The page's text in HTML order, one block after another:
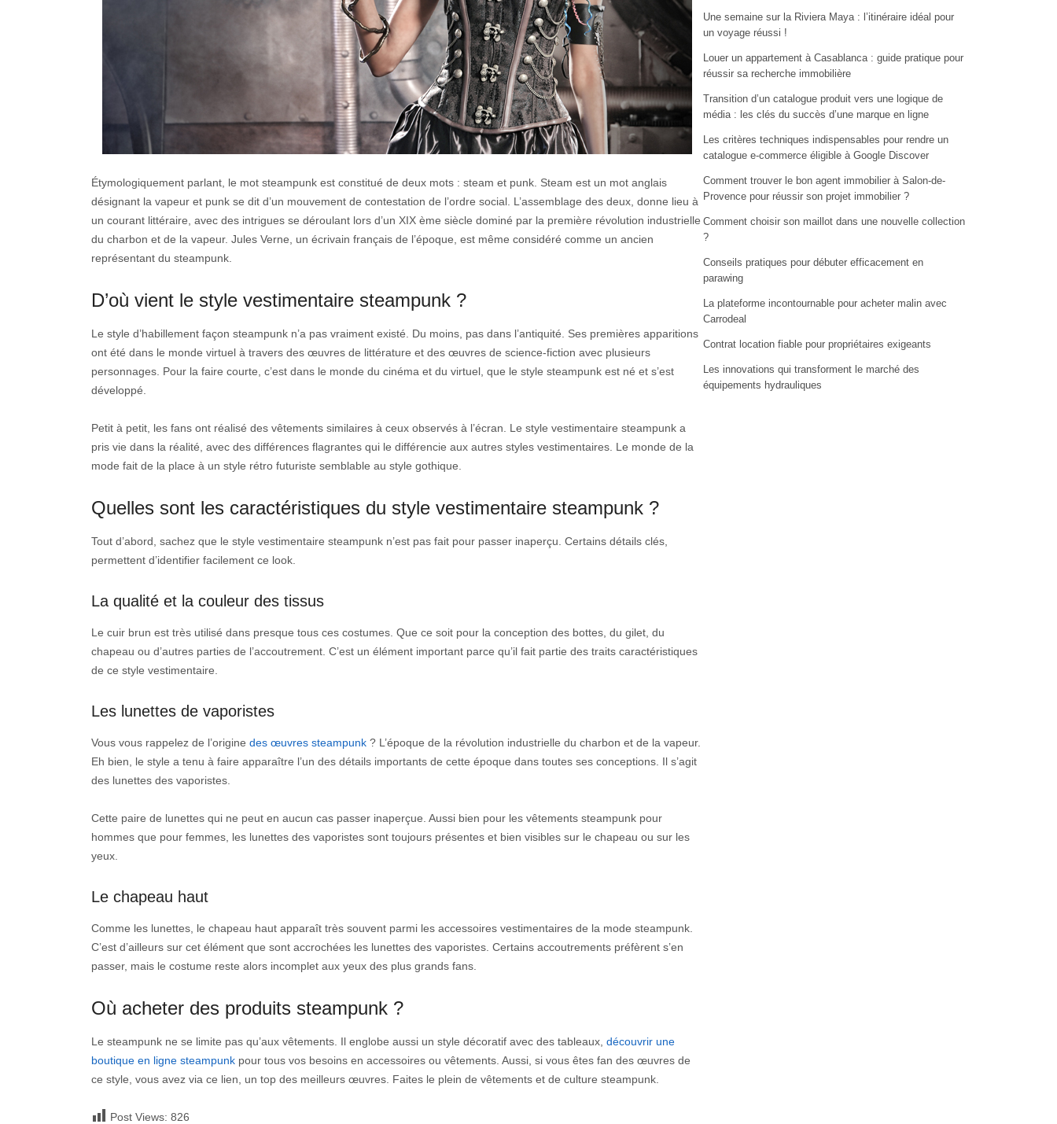
Étymologiquement parlant, le mot steampunk est constitué de deux mots : steam et punk. Steam est un mot anglais
désignant la vapeur et punk se dit d’un mouvement de contestation de l’ordre social. L’assemblage des deux, donne lieu à
un courant littéraire, avec des intrigues se déroulant lors d’un XIX ème siècle dominé par la première révolution industrielle
du charbon et de la vapeur. Jules Verne, un écrivain français de l’époque, est même considéré comme un ancien
représentant du steampunk.
D’où vient le style vestimentaire steampunk ?
Le style d’habillement façon steampunk n’a pas vraiment existé. Du moins, pas dans l’antiquité. Ses premières apparitions
ont été dans le monde virtuel à travers des œuvres de littérature et des œuvres de science-fiction avec plusieurs
personnages. Pour la faire courte, c’est dans le monde du cinéma et du virtuel, que le style steampunk est né et s’est
développé.
Petit à petit, les fans ont réalisé des vêtements similaires à ceux observés à l’écran. Le style vestimentaire steampunk a
pris vie dans la réalité, avec des différences flagrantes qui le différencie aux autres styles vestimentaires. Le monde de la
mode fait de la place à un style rétro futuriste semblable au style gothique.
Quelles sont les caractéristiques du style vestimentaire steampunk ?
Tout d’abord, sachez que le style vestimentaire steampunk n’est pas fait pour passer inaperçu. Certains détails clés,
permettent d’identifier facilement ce look.
La qualité et la couleur des tissus
Le cuir brun est très utilisé dans presque tous ces costumes. Que ce soit pour la conception des bottes, du gilet, du
chapeau ou d’autres parties de l’accoutrement. C’est un élément important parce qu’il fait partie des traits caractéristiques
de ce style vestimentaire.
Les lunettes de vaporistes
Vous vous rappelez de l’origine des œuvres steampunk ? L’époque de la révolution industrielle du charbon et de la vapeur.
Eh bien, le style a tenu à faire apparaître l’un des détails importants de cette époque dans toutes ses conceptions. Il s’agit
des lunettes des vaporistes.
Cette paire de lunettes qui ne peut en aucun cas passer inaperçue. Aussi bien pour les vêtements steampunk pour
hommes que pour femmes, les lunettes des vaporistes sont toujours présentes et bien visibles sur le chapeau ou sur les
yeux.
Le chapeau haut
Comme les lunettes, le chapeau haut apparaît très souvent parmi les accessoires vestimentaires de la mode steampunk.
C’est d’ailleurs sur cet élément que sont accrochées les lunettes des vaporistes. Certains accoutrements préfèrent s’en
passer, mais le costume reste alors incomplet aux yeux des plus grands fans.
Où acheter des produits steampunk ?
Le steampunk ne se limite pas qu’aux vêtements. Il englobe aussi un style décoratif avec des tableaux, découvrir une
boutique en ligne steampunk pour tous vos besoins en accessoires ou vêtements. Aussi, si vous êtes fan des œuvres de
ce style, vous avez via ce lien, un top des meilleurs œuvres. Faites le plein de vêtements et de culture steampunk.
Post Views: 826
Une semaine sur la Riviera Maya : l’itinéraire idéal pour
un voyage réussi !
Louer un appartement à Casablanca : guide pratique pour
réussir sa recherche immobilière
Transition d’un catalogue produit vers une logique de
média : les clés du succès d’une marque en ligne
Les critères techniques indispensables pour rendre un
catalogue e-commerce éligible à Google Discover
Comment trouver le bon agent immobilier à Salon-de-
Provence pour réussir son projet immobilier ?
Comment choisir son maillot dans une nouvelle collection
?
Conseils pratiques pour débuter efficacement en
parawing
La plateforme incontournable pour acheter malin avec
Carrodeal
Contrat location fiable pour propriétaires exigeants
Les innovations qui transforment le marché des
équipements hydrauliques